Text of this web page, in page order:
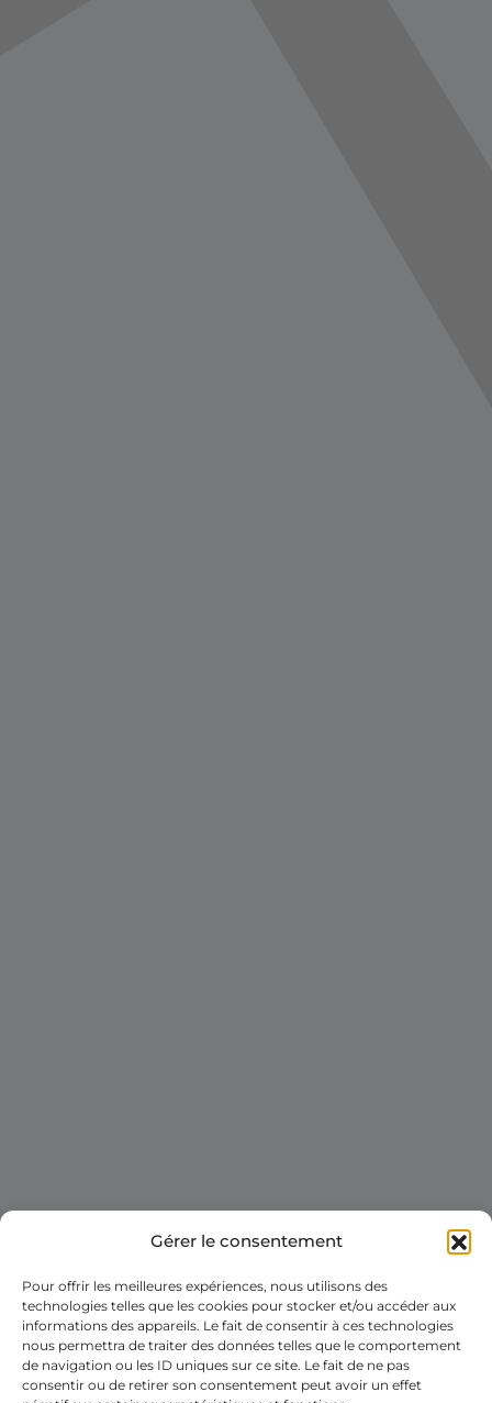
Gérer le consentement
Pour offrir les meilleures expériences, nous utilisons des
technologies telles que les cookies pour stocker et/ou accéder aux
informations des appareils. Le fait de consentir à ces technologies
nous permettra de traiter des données telles que le comportement
de navigation ou les ID uniques sur ce site. Le fait de ne pas
consentir ou de retirer son consentement peut avoir un effet